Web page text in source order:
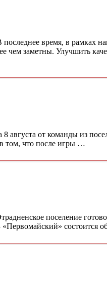
время, в рамках
чем заметны. Улучшить
от команды из
том, что после игры …
поселение готово
состоится